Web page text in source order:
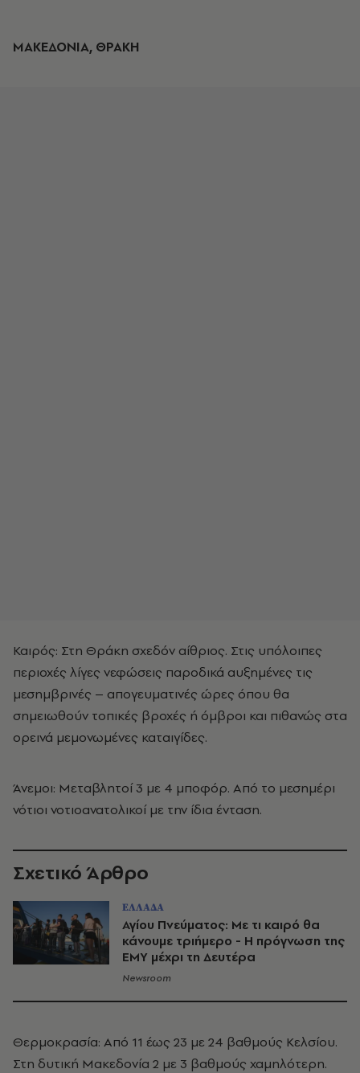
ΜΑΚΕΔΟΝΙΑ, ΘΡΑΚΗ
Καιρός: Στη Θράκη σχεδόν αίθριος. Στις υπόλοιπες
περιοχές λίγες νεφώσεις παροδικά αυξημένες τις
μεσημβρινές – απογευματινές ώρες όπου θα
σημειωθούν τοπικές βροχές ή όμβροι και πιθανώς στα
ορεινά μεμονωμένες καταιγίδες.
Άνεμοι: Μεταβλητοί 3 με 4 μποφόρ. Από το μεσημέρι
νότιοι νοτιοανατολικοί με την ίδια ένταση.
Σχετικό Άρθρο
ΕΛΛΑΔΑ
Αγίου Πνεύματος: Με τι καιρό θα
κάνουμε τριήμερο - Η πρόγνωση της
ΕΜΥ μέχρι τη Δευτέρα
Newsroom
Θερμοκρασία: Από 11 έως 23 με 24 βαθμούς Κελσίου.
Στη δυτική Μακεδονία 2 με 3 βαθμούς χαμηλότερη.